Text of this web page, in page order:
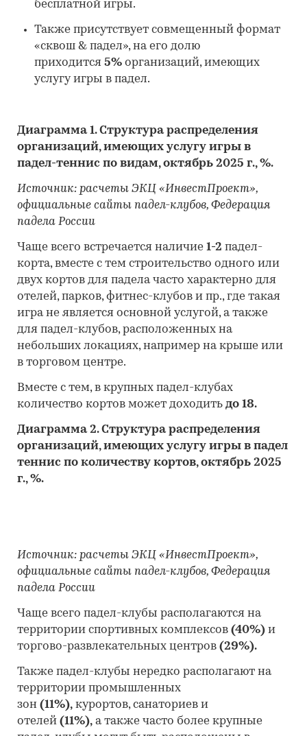
бесплатной игры.
Также присутствует совмещенный формат
«сквош & падел», на его долю
приходится 5% организаций, имеющих
услугу игры в падел.
Диаграмма 1. Структура распределения
организаций, имеющих услугу игры в
падел-теннис по видам, октябрь 2025 г., %.
Источник: расчеты ЭКЦ «ИнвестПроект»,
официальные сайты падел-клубов, Федерация
падела России
Чаще всего встречается наличие 1-2 падел-
корта, вместе с тем строительство одного или
двух кортов для падела часто характерно для
отелей, парков, фитнес-клубов и пр., где такая
игра не является основной услугой, а также
для падел-клубов, расположенных на
небольших локациях, например на крыше или
в торговом центре.
Вместе с тем, в крупных падел-клубах
количество кортов может доходить до 18.
Диаграмма 2. Структура распределения
организаций, имеющих услугу игры в падел
теннис по количеству кортов, октябрь 2025
г., %.
Источник: расчеты ЭКЦ «ИнвестПроект»,
официальные сайты падел-клубов, Федерация
падела России
Чаще всего падел-клубы располагаются на
территории спортивных комплексов (40%) и
торгово-развлекательных центров (29%).
Также падел-клубы нередко располагают на
территории промышленных
зон (11%), курортов, санаториев и
отелей (11%), а также часто более крупные